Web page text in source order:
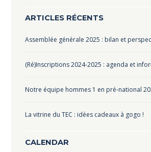
ARTICLES RÉCENTS
Assemblée générale 2025 : bilan et
(Ré)Inscriptions 2024-2025 : agenda et
Notre équipe hommes 1 en pré-national
La vitrine du TEC : idées cadeaux à gogo !
CALENDAR